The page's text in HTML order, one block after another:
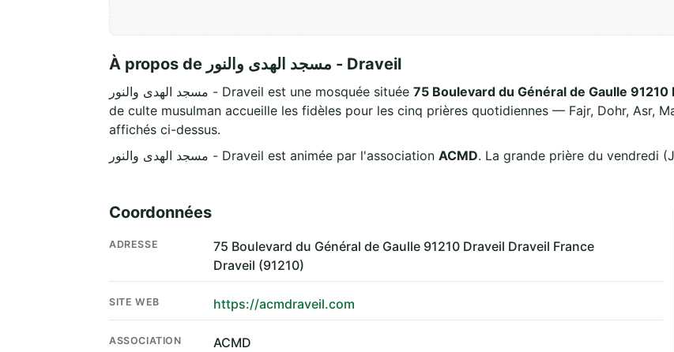
À propos de مسجد الهدى والنور - Draveil
مسجد الهدى والنور - Draveil est une mosquée située 75 Boulevard du Général de Gaulle
de culte musulman accueille les fidèles pour les cinq prières quotidiennes — Fajr, Dohr, Asr,
affichés ci-dessus.
مسجد الهدى والنور - Draveil est animée par l'association ACMD. La grande prière du vendredi
Coordonnées
ADRESSE
75 Boulevard du Général de Gaulle 91210 Draveil Draveil France
Draveil (91210)
SITE WEB https://acmdraveil.com
ASSOCIATION ACMD